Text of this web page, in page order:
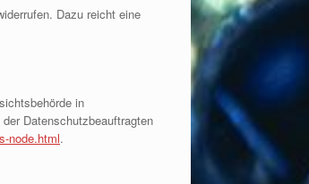
Dazu reicht eine
in
Datenschutzbeauftragten
node.html.